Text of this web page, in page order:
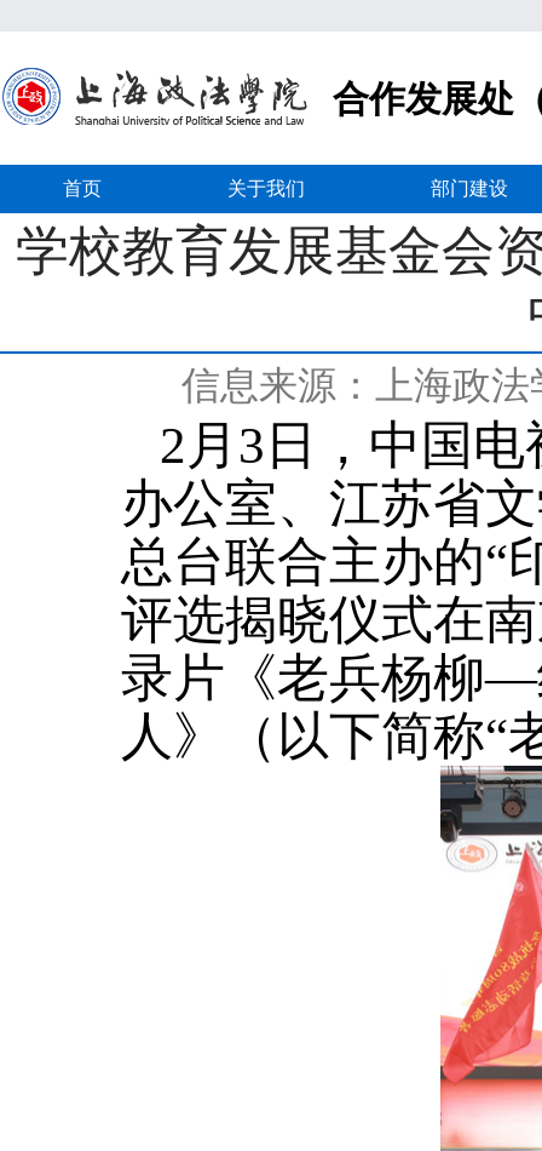
合作发展处
首页 关于我们 部门建设
学校教育发展基金会
信息来源：上海政法
2月3日，中国
办公室、江苏省
总台联合主办的“
评选揭晓仪式在
录片《老兵杨柳—
人》（以下简称“